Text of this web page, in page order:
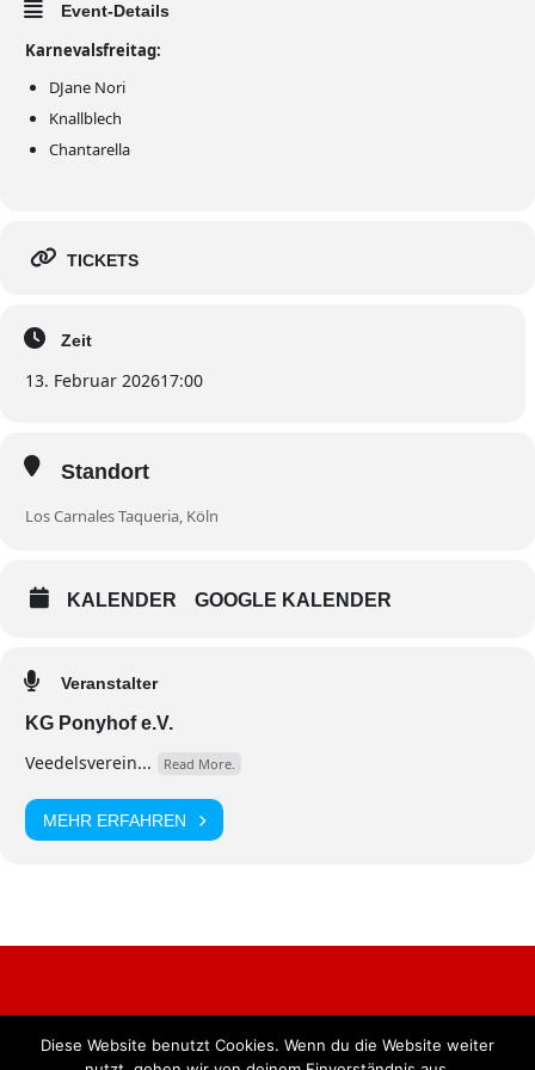
Event-Details
Karnevalsfreitag:
DJane Nori
Knallblech
Chantarella
TICKETS
Zeit
13. Februar 202617:00
Standort
Los Carnales Taqueria, Köln
KALENDER GOOGLE KALENDER
Veranstalter
KG Ponyhof e.V.
Veedelsverein... Read More.
MEHR ERFAHREN
Alle Rechte vorbehalten. BKB Verlag GmbH
Diese Website benutzt Cookies. Wenn du die Website weiter